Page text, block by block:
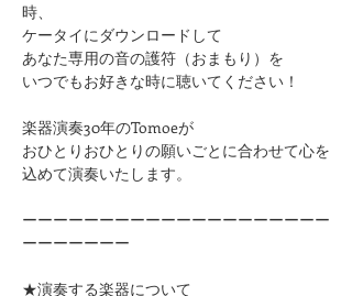
時、
ケータイにダウンロードして
あなた専用の音の護符（おまもり）を
いつでもお好きな時に聴いてください！
楽器演奏30年のTomoeが
おひとりおひとりの願いごとに合わせて心を
込めて演奏いたします。
ーーーーーーーーーーーーーーーーーーーー
ーーーーーーー
★演奏する楽器について